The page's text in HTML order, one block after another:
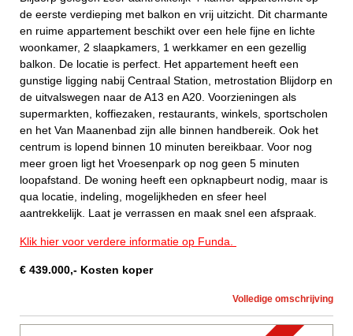
de eerste verdieping met balkon en vrij uitzicht. Dit charmante
en ruime appartement beschikt over een hele fijne en lichte
woonkamer, 2 slaapkamers, 1 werkkamer en een gezellig
balkon. De locatie is perfect. Het appartement heeft een
gunstige ligging nabij Centraal Station, metrostation Blijdorp en
de uitvalswegen naar de A13 en A20. Voorzieningen als
supermarkten, koffiezaken, restaurants, winkels, sportscholen
en het Van Maanenbad zijn alle binnen handbereik. Ook het
centrum is lopend binnen 10 minuten bereikbaar. Voor nog
meer groen ligt het Vroesenpark op nog geen 5 minuten
loopafstand. De woning heeft een opknapbeurt nodig, maar is
qua locatie, indeling, mogelijkheden en sfeer heel
aantrekkelijk. Laat je verrassen en maak snel een afspraak.
Klik hier voor verdere informatie op Funda.
€ 439.000,- Kosten koper
Volledige omschrijving